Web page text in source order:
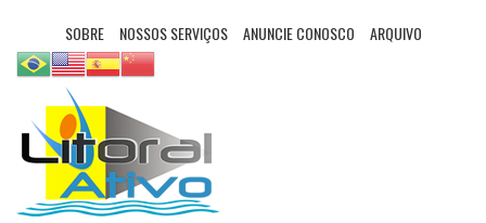
SOBRE NOSSOS SERVIÇOS ANUNCIE CONOSCO ARQUIVO